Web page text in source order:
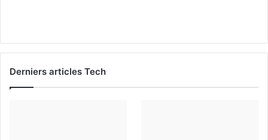
Derniers articles Tech